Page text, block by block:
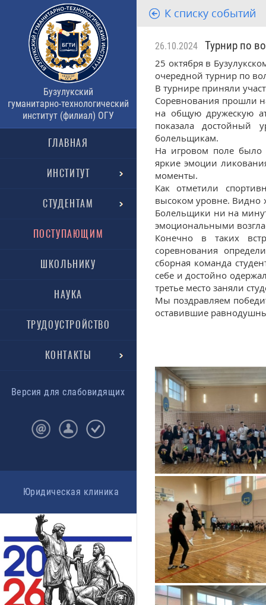
Бузулукский
гуманитарно-технологический
институт (филиал) ОГУ
ГЛАВНАЯ
ИНСТИТУТ
СТУДЕНТАМ
ПОСТУПАЮЩИМ
ШКОЛЬНИКУ
НАУКА
ТРУДОУСТРОЙСТВО
КОНТАКТЫ
Версия для слабовидящих
Юридическая клиника
К списку событий
26.10.2024 Турнир по
25 октября в
очередной турнир по
В турнире приняли
Соревнования прошли
на общую дружескую
показала достойный
болельщикам.
На игровом поле было
яркие эмоции
моменты.
Как отметили
высоком уровне. Видно
Болельщики ни на
эмоциональными
Конечно в таких
соревнования
сборная команда
себе и достойно
третье место заняли
Мы поздравляем
оставившие